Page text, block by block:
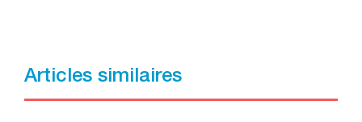
Articles similaires